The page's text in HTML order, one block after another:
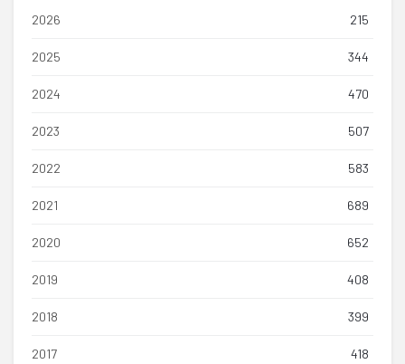
2026 215
2025 344
2024 470
2023 507
2022 583
2021 689
2020 652
2019 408
2018 399
2017 418